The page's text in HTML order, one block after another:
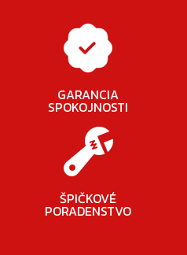
GARANCIA
SPOKOJNOSTI
ŠPIČKOVÉ
PORADENSTVO